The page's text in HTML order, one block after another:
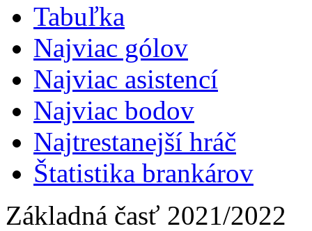
Tabuľka
Najviac gólov
Najviac asistencí­
Najviac bodov
Najtrestanejší hráč
Štatistika brankárov
Základná časť 2021/2022